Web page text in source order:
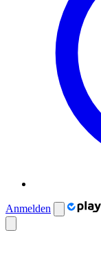
Anmelden